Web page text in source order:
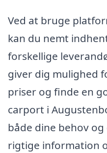
Ved at bruge
kan du nemt
forskellige
giver dig mulighed
priser og finde en
carport i
både dine behov
rigtige information